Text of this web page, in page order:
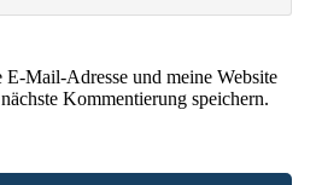
Mail-Adresse und meine Website
Kommentierung speichern.